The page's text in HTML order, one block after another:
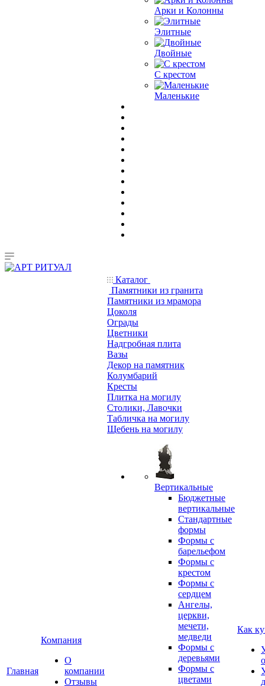
Арки и Колонны
Элитные
Двойные
С крестом
Маленькие
Главная
Компания
О
компании
Отзывы
Каталог
Памятники из гранита
Памятники из мрамора
Цоколя
Ограды
Цветники
Надгробная плита
Вазы
Декор на памятник
Колумбарий
Кресты
Плитка на могилу
Столики, Лавочки
Табличка на могилу
Щебень на могилу
Вертикальные
Бюджетные
вертикальные
Стандартные
формы
Формы с
барельефом
Формы с
крестом
Формы с
сердцем
Ангелы,
церкви,
мечети,
медведи
Формы с
деревьями
Формы с
цветами
Как